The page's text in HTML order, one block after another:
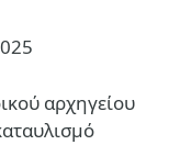
αρχηγείου